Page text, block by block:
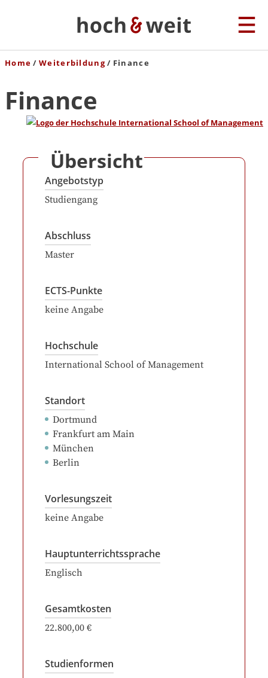
Home Weiterbildung Finance
Finance
Übersicht
Angebotstyp
Studiengang
Abschluss
Master
ECTS-Punkte
keine Angabe
Hochschule
International School of Management
Standort
Dortmund
Frankfurt am Main
München
Berlin
Vorlesungszeit
keine Angabe
Hauptunterrichtssprache
Englisch
Gesamtkosten
22.800,00 €
Studienformen